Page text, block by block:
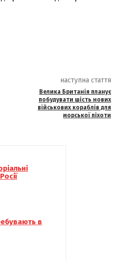
наступна стаття
Велика Британія планує
побудувати шість нових
військових кораблів для
морської піхоти
в